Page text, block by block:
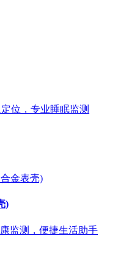
位，专业睡眠监测
)
监测，便捷生活助手